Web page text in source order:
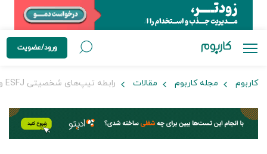
ورود/عضویت
کاربوم مجله کاربوم مقالات رابطه تیپ‌های شخصیتی ESFJ و ESFJ